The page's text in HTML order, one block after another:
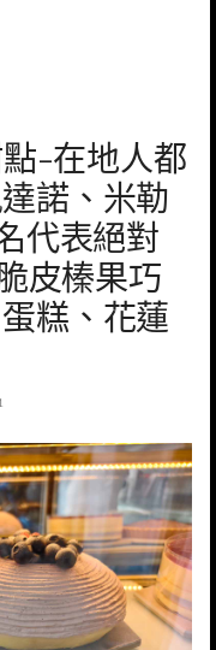
-在地人都
諾、米勒
代表絕對
皮榛果巧
糕、花蓮